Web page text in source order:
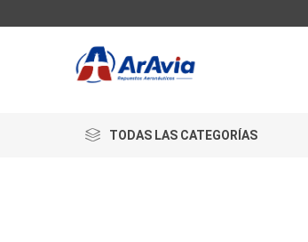
TODAS LAS CATEGORÍAS